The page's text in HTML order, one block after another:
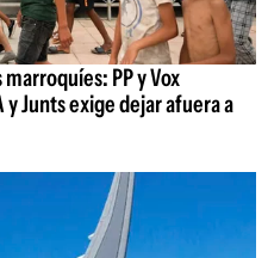
PP y Vox
y Junts exige dejar afuera a